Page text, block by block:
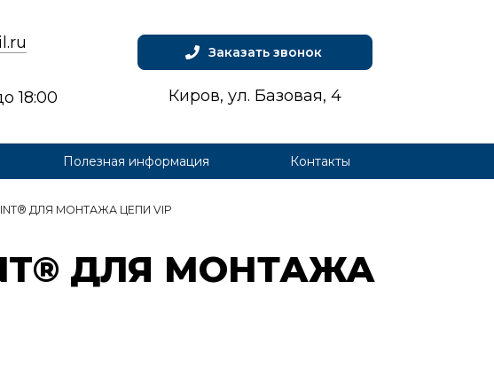
Полезная информация Контакты
18:00
Заказать звонок
Киров, ул. Базовая, 4
ДЛЯ МОНТАЖА ЦЕПИ VIP
ДЛЯ МОН­ТА­ЖА